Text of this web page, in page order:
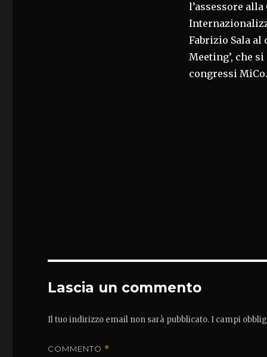
l’assessore alla
Fabrizio Sala
Meeting’, che
congressi
Lascia un commento
Il tuo indirizzo email non sarà pubblicato.I campi
COMMENTO *